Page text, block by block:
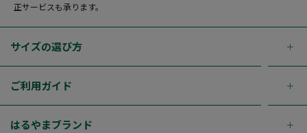
正サービスも承ります。
サイズの選び方
ご利用ガイド
はるやまブランド